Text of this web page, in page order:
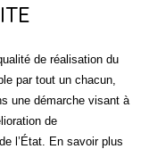
de réalisation du
par tout un chacun,
une démarche visant à
de
l’État. En savoir plus